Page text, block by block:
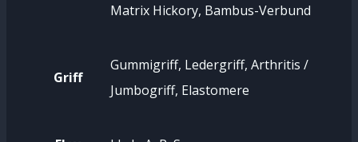
Matrix Hickory, Bambus-Verbund
Griff
Gummigriff, Ledergriff, Arthritis /
Jumbogriff, Elastomere